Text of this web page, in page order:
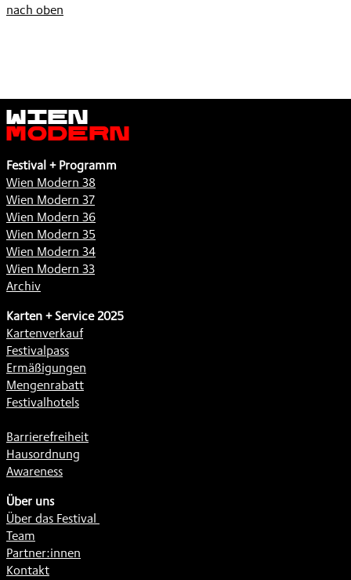
nach oben
Wien
Modern
Festival + Programm
Wien Modern 38
Wien Modern 37
Wien Modern 36
Wien Modern 35
Wien Modern 34
Wien Modern 33
Archiv
Karten + Service 2025
Kartenverkauf
Festivalpass
Ermäßigungen
Mengenrabatt
Festivalhotels
Barrierefreiheit
Hausordnung
Awareness
Über uns
Über das Festival
Team
Partner:innen
Kontakt